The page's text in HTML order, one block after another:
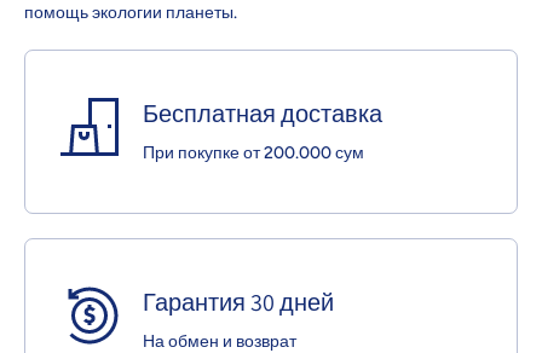
помощь экологии планеты.
Бесплатная доставка
При покупке от 200.000 сум
Гарантия 30 дней
На обмен и возврат